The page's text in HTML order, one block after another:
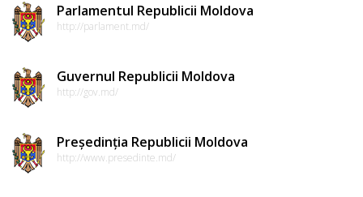
Parlamentul Republicii Moldova
http://parlament.md/
Guvernul Republicii Moldova
http://gov.md/
Președinția Republicii Moldova
http://www.presedinte.md/